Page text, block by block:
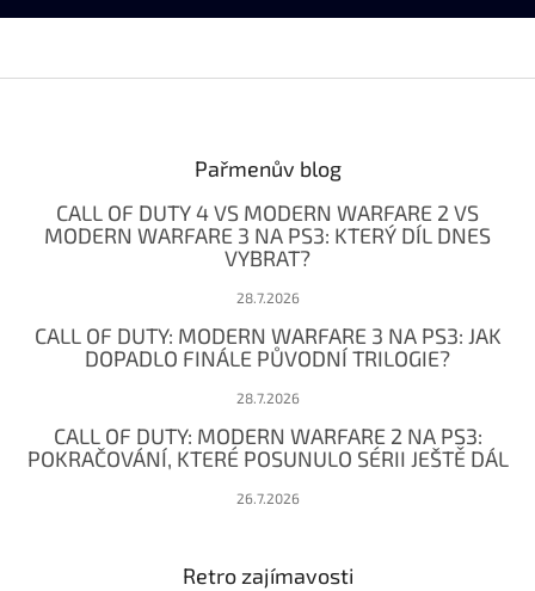
Pařmenův blog
CALL OF DUTY 4 VS MODERN WARFARE 2 VS
MODERN WARFARE 3 NA PS3: KTERÝ DÍL DNES
VYBRAT?
28.7.2026
CALL OF DUTY: MODERN WARFARE 3 NA PS3: JAK
DOPADLO FINÁLE PŮVODNÍ TRILOGIE?
28.7.2026
CALL OF DUTY: MODERN WARFARE 2 NA PS3:
POKRAČOVÁNÍ, KTERÉ POSUNULO SÉRII JEŠTĚ DÁL
26.7.2026
Retro zajímavosti